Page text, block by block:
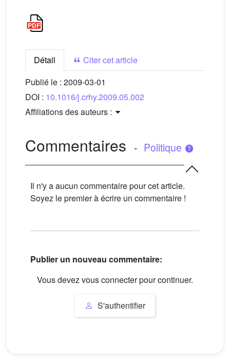
Détail
Citer cet article
Publié le : 2009-03-01
DOI : 10.1016/j.crhy.2009.05.002
Affiliations des auteurs :
Commentaires - Politique
Il n'y a aucun commentaire pour cet article.
Soyez le premier à écrire un commentaire !
Publier un nouveau commentaire:
Vous devez vous connecter pour continuer.
S'authentifier